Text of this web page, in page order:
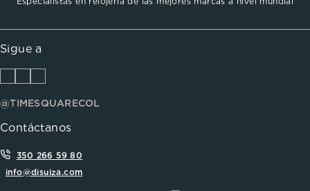
Sigue a
@TIMESQUARECOL
Contáctanos
350 266 59 80
info@disuiza.com